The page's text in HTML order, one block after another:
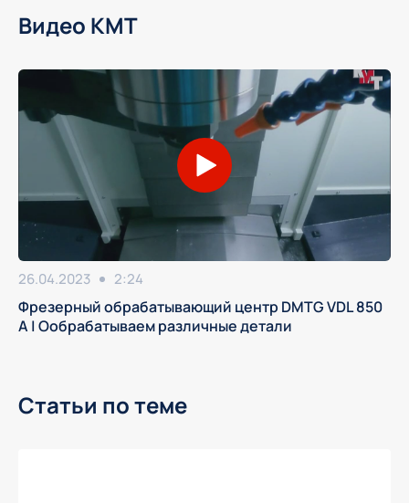
Видео KMT
26.04.2023 2:24
Фрезерный обрабатывающий центр DMTG VDL 850
A | Ообрабатываем различные детали
Статьи по теме